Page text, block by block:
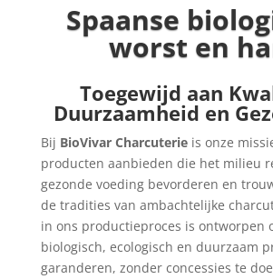
Spaanse
worst en
Toegewijd aan
Duurzaamheid en
Bij BioVivar Charcuterieis onze
producten aanbieden die het milieu
gezonde voeding bevorderen en
de tradities van ambachtelijke
in ons productieproces is ontworpen
biologisch, ecologisch en duurzaam
garanderen, zonder concessies te